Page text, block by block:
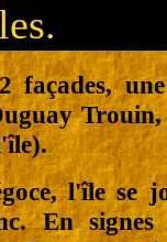
façades,
l'île se
En signes